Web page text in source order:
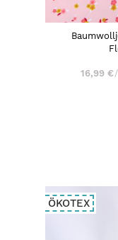
16,99 €
ÖKOTEX